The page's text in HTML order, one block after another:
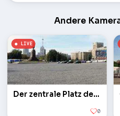
Andere
Der zentrale Platz der Freiheit
0